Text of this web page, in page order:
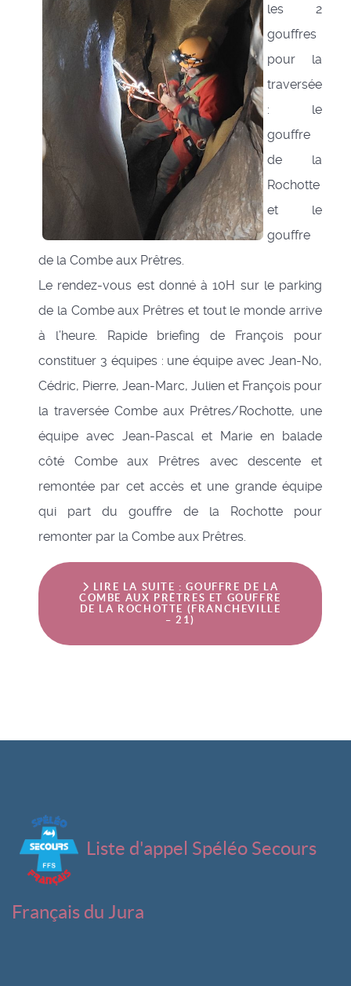
les 2
gouffres
pour la
traversée
: le
gouffre
de la
Rochotte
et le
gouffre
de la Combe aux Prêtres.
Le rendez-vous est donné à 10H sur le parking
de la Combe aux Prêtres et tout le monde arrive
à l’heure. Rapide briefing de François pour
constituer 3 équipes : une équipe avec Jean-No,
Cédric, Pierre, Jean-Marc, Julien et François pour
la traversée Combe aux Prêtres/Rochotte, une
équipe avec Jean-Pascal et Marie en balade
côté Combe aux Prêtres avec descente et
remontée par cet accès et une grande équipe
qui part du gouffre de la Rochotte pour
remonter par la Combe aux Prêtres.
LIRE LA SUITE : GOUFFRE DE LA
COMBE AUX PRÊTRES ET GOUFFRE
DE LA ROCHOTTE (FRANCHEVILLE
– 21)
Liste d'appel Spéléo Secours
Français du Jura